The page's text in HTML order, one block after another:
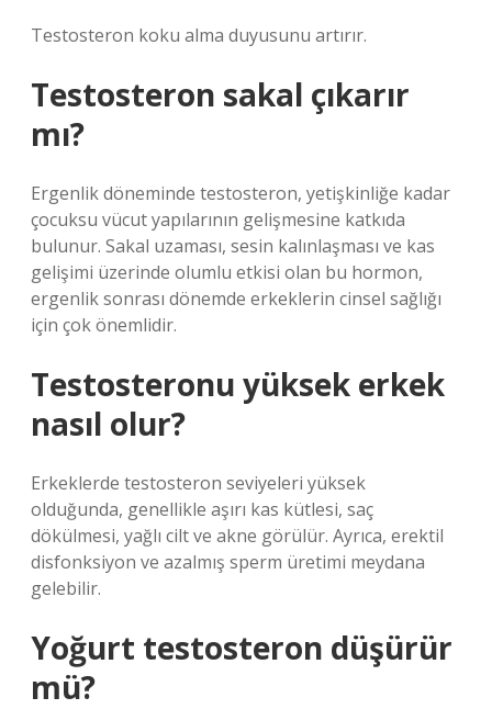
Testosteron koku alma duyusunu artırır.
Testosteron sakal çıkarır
mı?
Ergenlik döneminde testosteron, yetişkinliğe kadar
çocuksu vücut yapılarının gelişmesine katkıda
bulunur. Sakal uzaması, sesin kalınlaşması ve kas
gelişimi üzerinde olumlu etkisi olan bu hormon,
ergenlik sonrası dönemde erkeklerin cinsel sağlığı
için çok önemlidir.
Testosteronu yüksek erkek
nasıl olur?
Erkeklerde testosteron seviyeleri yüksek
olduğunda, genellikle aşırı kas kütlesi, saç
dökülmesi, yağlı cilt ve akne görülür. Ayrıca, erektil
disfonksiyon ve azalmış sperm üretimi meydana
gelebilir.
Yoğurt testosteron düşürür
mü?